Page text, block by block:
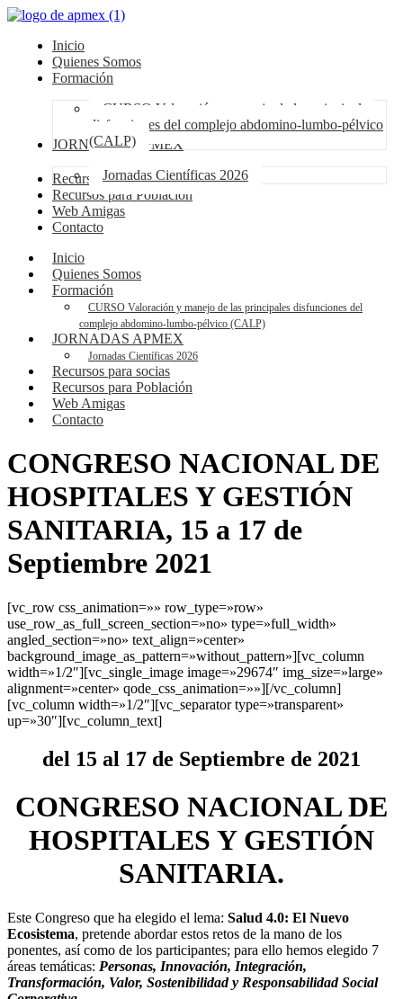
Inicio
Quienes Somos
Formación
CURSO Valoración y manejo de las principales
disfunciones del complejo abdomino-lumbo-pélvico
(CALP)
JORNADAS APMEX
Jornadas Científicas 2026
Recursos para socias
Recursos para Población
Web Amigas
Contacto
Inicio
Quienes Somos
Formación
CURSO Valoración y manejo de las principales disfunciones del
complejo abdomino-lumbo-pélvico (CALP)
JORNADAS APMEX
Jornadas Científicas 2026
Recursos para socias
Recursos para Población
Web Amigas
Contacto
CONGRESO NACIONAL DE
HOSPITALES Y GESTIÓN
SANITARIA, 15 a 17 de
Septiembre 2021
[vc_row css_animation=»» row_type=»row»
use_row_as_full_screen_section=»no» type=»full_width»
angled_section=»no» text_align=»center»
background_image_as_pattern=»without_pattern»][vc_column
width=»1/2″][vc_single_image image=»29674″ img_size=»large»
alignment=»center» qode_css_animation=»»][/vc_column]
[vc_column width=»1/2″][vc_separator type=»transparent»
up=»30″][vc_column_text]
del 15 al 17 de Septiembre de 2021
CONGRESO NACIONAL DE
HOSPITALES Y GESTIÓN
SANITARIA.
Este Congreso que ha elegido el lema: Salud 4.0: El Nuevo
Ecosistema, pretende abordar estos retos de la mano de los
ponentes, así como de los participantes; para ello hemos elegido 7
áreas temáticas: Personas, Innovación, Integración,
Transformación, Valor, Sostenibilidad y Responsabilidad Social